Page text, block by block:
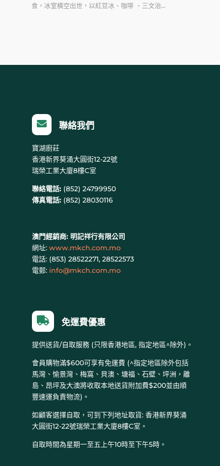
食，冰室橫空出世，以紅豆冰、咖啡 、三文治...
 聯絡我們
寶湖廚莊
香港新界葵涌大圓街12-22號
瑞榮工業大廈8樓C室
聯絡電話: (852) 24799950
傳真電話:(852) 28030116
澳門經銷商: 明記祥行有限公司
網址: www.mkch.com.mo
電話: (853) 28522271, 28522573
電郵: info@mkch.com.mo
 免運費優惠
提供送貨/自取服務 (只限香港地區, 指定地區^除外)。
會員購物滿$600可享有免運費 (^指定地區除外包括
馬灣、愉景灣、梅窩、貝澳、塘福、石壁、坪洲，離
島、昂坪及大澳將收取本地送貨附加費$200並由順
豐速運負責物流)。
如顧客選擇自取，可到下列地址取貨: 香港新界葵涌
大圓街12-22號瑞榮工業大廈8樓C室。
自取時間為星期一至五上午10時至下午5時。